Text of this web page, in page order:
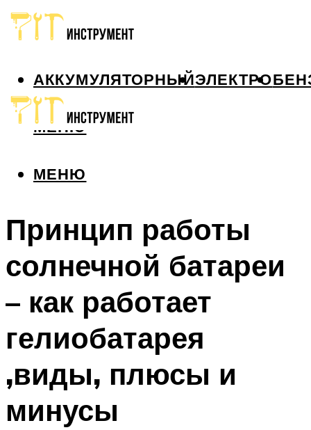
АККУМУЛЯТОРНЫЙЭЛЕКТРО
МЕНЮ
МЕНЮ
Принцип работы
солнечной батареи
– как работает
гелиобатарея
,виды, плюсы и
минусы